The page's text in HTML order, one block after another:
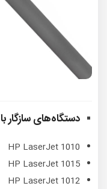
دستگاه‌های سازگار با
HP LaserJet 1010
HP LaserJet 1015
HP LaserJet 1012